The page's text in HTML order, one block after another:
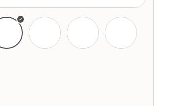
Rózsaszín Zöld Piros